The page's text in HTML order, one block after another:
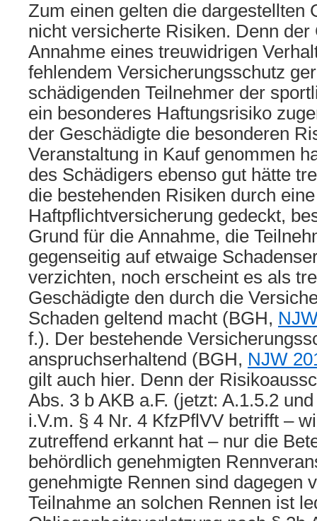
Zum einen gelten die dargestellten
nicht versicherte Risiken. Denn der
Annahme eines treuwidrigen
fehlendem Versicherungsschutz
schädigenden Teilnehmer der
ein besonderes Haftungsrisiko
der Geschädigte die besonderen
Veranstaltung in Kauf genommen
des Schädigers ebenso gut hätte
die bestehenden Risiken durch eine
Haftpflichtversicherung gedeckt,
Grund für die Annahme, die
gegenseitig auf etwaige
verzichten, noch erscheint es als
Geschädigte den durch die
Schaden geltend macht (BGH,
f.). Der bestehende
anspruchserhaltend (BGH, NJW
gilt auch hier. Denn der
Abs. 3 b AKB a.F. (jetzt: A.1.5.2
i.V.m. § 4 Nr. 4 KfzPflVV betrifft –
zutreffend erkannt hat – nur die
behördlich genehmigten
genehmigte Rennen sind dagegen
Teilnahme an solchen Rennen ist